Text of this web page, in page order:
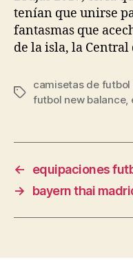
tenían que unirse
fantasmas que
de la isla, la Central
Etiquetas
camisetas de
futbol new balance,
←
equipaciones
→
bayern thai